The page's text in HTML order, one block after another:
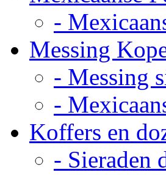
-
Messing
- Messing
-
Koffers en
- Sieraden